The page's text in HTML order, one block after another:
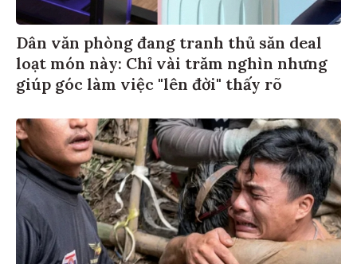
Dân văn phòng đang tranh thủ săn deal
loạt món này: Chỉ vài trăm nghìn nhưng
giúp góc làm việc "lên đời" thấy rõ